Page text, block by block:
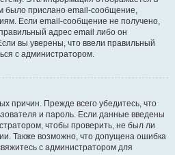
было прислано email-сообщение,
Если email-сообщение не получено,
адрес email либо он
вы уверены, что ввели правильный
с администратором.
причин. Прежде всего убедитесь, что
и пароль. Если данные введены
чтобы проверить, не был ли
Также возможно, что допущена ошибка
с администратором для